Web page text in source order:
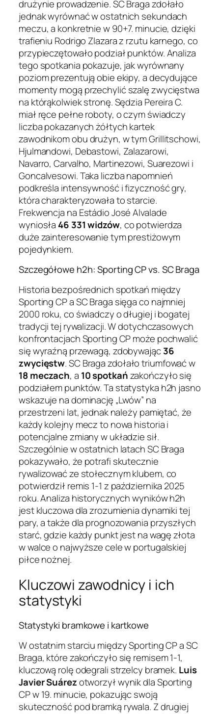
drużynie prowadzenie. SC Braga zdołało
jednak wyrównać w ostatnich sekundach
meczu, a konkretnie w 90+7. minucie, dzięki
trafieniu Rodrigo Zlazara z rzutu karnego, co
przypieczętowało podział punktów. Analiza
tego spotkania pokazuje, jak wyrównany
poziom prezentują obie ekipy, a decydujące
momenty mogą przechylić szalę zwycięstwa
na którąkolwiek stronę. Sędzia Pereira C.
miał ręce pełne roboty, o czym świadczy
liczba pokazanych żółtych kartek
zawodnikom obu drużyn, w tym Grillitschowi,
Hjulmandowi, Debastowi, Zalazarowi,
Navarro, Carvalho, Martinezowi, Suarezowi i
Goncalvesowi. Taka liczba napomnień
podkreśla intensywność i fizyczność gry,
która charakteryzowała to starcie.
Frekwencja na Estádio José Alvalade
wyniosła 46 331 widzów, co potwierdza
duże zainteresowanie tym prestiżowym
pojedynkiem.
Szczegółowe h2h: Sporting CP vs. SC Braga
Historia bezpośrednich spotkań między
Sporting CP a SC Braga sięga co najmniej
2000 roku, co świadczy o długiej i bogatej
tradycji tej rywalizacji. W dotychczasowych
konfrontacjach Sporting CP może pochwalić
się wyraźną przewagą, zdobywając36
zwycięstw. SC Braga zdołało triumfować w
18 meczach, a 10 spotkańzakończyło się
podziałem punktów. Ta statystyka h2h jasno
wskazuje na dominację „Lwów” na
przestrzeni lat, jednak należy pamiętać, że
każdy kolejny mecz to nowa historia i
potencjalne zmiany w układzie sił.
Szczególnie w ostatnich latach SC Braga
pokazywało, że potrafi skutecznie
rywalizować ze stołecznym klubem, co
potwierdził remis 1-1 z października 2025
roku. Analiza historycznych wyników h2h
jest kluczowa dla zrozumienia dynamiki tej
pary, a także dla prognozowania przyszłych
starć, gdzie każdy punkt jest na wagę złota
w walce o najwyższe cele w portugalskiej
piłce nożnej.
Kluczowi zawodnicy i ich
statystyki
Statystyki bramkowe i kartkowe
W ostatnim starciu między Sporting CP a SC
Braga, które zakończyło się remisem 1-1,
kluczową rolę odegrali strzelcy bramek. Luis
Javier Suárezotworzył wynik dla Sporting
CP w 19. minucie, pokazując swoją
skuteczność pod bramką rywala. Z drugiej